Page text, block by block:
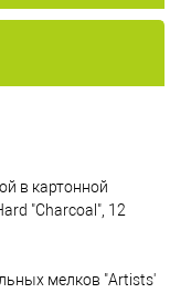
в картонной
"Charcoal", 12
мелков "Artists'